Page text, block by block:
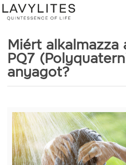
Miért alkalmazza
PQ7
anyagot?